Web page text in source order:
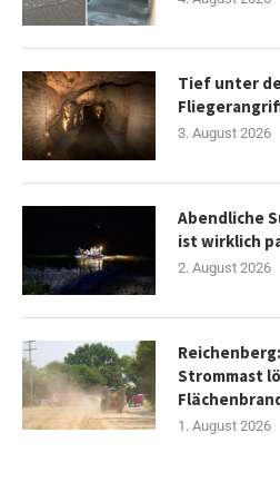
Tief unter
3. August 2026
Abendliche
ist wirklich
2. August 2026
Strommast
1. August 2026